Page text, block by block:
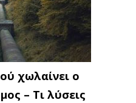
χωλαίνει ο
– Τι λύσεις